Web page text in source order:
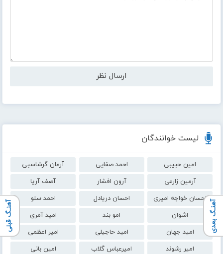
لیست خوانندگان
امین حبیبی احمد صفایی
آرمان گرشاسبی
آرمین زارعی
آرون افشار
آصف آریا
احسان خواجه امیری
احسان دریادل
احمد سلو
اشوان
امو بند
امید آمری
امید جهان
امید حاجیلی
امیر اعظمی
امیر رشوند
امیرعباس گلاب
امین بانی
آهنـگ بعدی آهنـگ قبلی